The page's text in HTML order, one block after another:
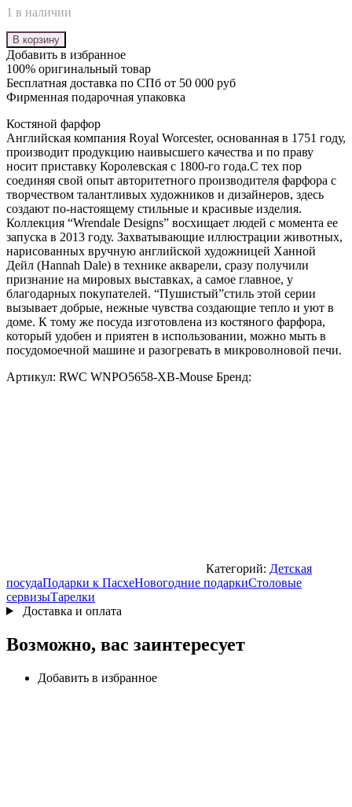
1 в наличии
В корзину
Добавить в избранное
100% оригинальный товар
Бесплатная доставка по СПб от 50 000 руб
Фирменная подарочная упаковка
Костяной фарфор
Английская компания Royal Worcester, основанная в 1751 году,
производит продукцию наивысшего качества и по праву
носит приставку Королевская с 1800-го года.С тех пор
соединяя свой опыт авторитетного производителя фарфора с
творчеством талантливых художников и дизайнеров, здесь
создают по-настоящему стильные и красивые изделия.
Коллекция “Wrendale Designs” восхищает людей с момента ее
запуска в 2013 году. Захватывающие иллюстрации животных,
нарисованных вручную английской художницей Ханной
Дейл (Hannah Dale) в технике акварели, сразу получили
признание на мировых выставках, а самое главное, у
благодарных покупателей. “Пушистый”стиль этой серии
вызывает добрые, нежные чувства создающие тепло и уют в
доме. К тому же посуда изготовлена из костяного фарфора,
который удобен и приятен в использовании, можно мыть в
посудомоечной машине и разогревать в микроволновой печи.
Артикул: RWC WNPO5658-XB-Mouse Бренд:
Категорий: Детская
посудаПодарки к ПасхеНовогодние подаркиСтоловые
сервизыТарелки
Доставка и оплата
Возможно, вас заинтересует
Добавить в избранное